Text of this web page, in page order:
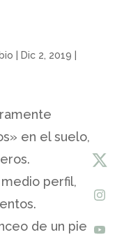
Dic 2, 2019
en el suelo,
perfil,
de un pie